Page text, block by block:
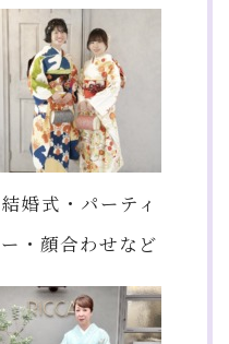
結婚式・パーティ
ー・顔合わせなど